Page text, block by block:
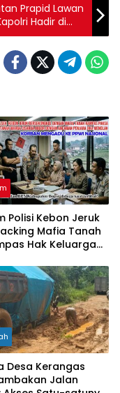
Prapid Lawan
Hadir di
Polisi Kebon Jeruk
Mafia Tanah
Hak Keluarga
Desa Kerangas
Jalan